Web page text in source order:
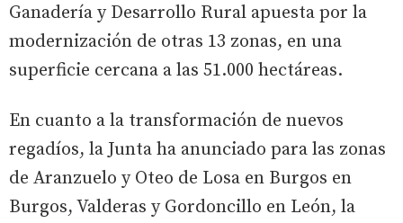
Ganadería y Desarrollo Rural apuesta por la
modernización de otras 13 zonas, en una
superficie cercana a las 51.000 hectáreas.
En cuanto a la transformación de nuevos
regadíos, la Junta ha anunciado para las zonas
de Aranzuelo y Oteo de Losa en Burgos en
Burgos, Valderas y Gordoncillo en León, la